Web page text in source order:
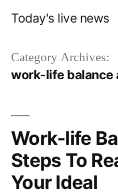
Today's live news
Category Archives:
work-life balance
Work-life
Steps To
Your Ideal